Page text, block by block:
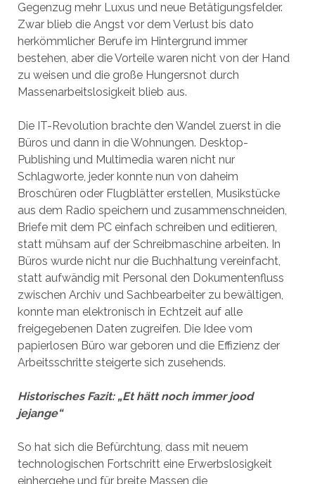
Gegenzug mehr Luxus und neue Betätigungsfelder.
Zwar blieb die Angst vor dem Verlust bis dato
herkömmlicher Berufe im Hintergrund immer
bestehen, aber die Vorteile waren nicht von der Hand
zu weisen und die große Hungersnot durch
Massenarbeitslosigkeit blieb aus.
Die IT-Revolution brachte den Wandel zuerst in die
Büros und dann in die Wohnungen. Desktop-
Publishing und Multimedia waren nicht nur
Schlagworte, jeder konnte nun von daheim
Broschüren oder Flugblätter erstellen, Musikstücke
aus dem Radio speichern und zusammenschneiden,
Briefe mit dem PC einfach schreiben und editieren,
statt mühsam auf der Schreibmaschine arbeiten. In
Büros wurde nicht nur die Buchhaltung vereinfacht,
statt aufwändig mit Personal den Dokumentenfluss
zwischen Archiv und Sachbearbeiter zu bewältigen,
konnte man elektronisch in Echtzeit auf alle
freigegebenen Daten zugreifen. Die Idee vom
papierlosen Büro war geboren und die Effizienz der
Arbeitsschritte steigerte sich zusehends.
Historisches Fazit: „Et hätt noch immer jood
jejange“
So hat sich die Befürchtung, dass mit neuem
technologischen Fortschritt eine Erwerbslosigkeit
einhergehe und für breite Massen die